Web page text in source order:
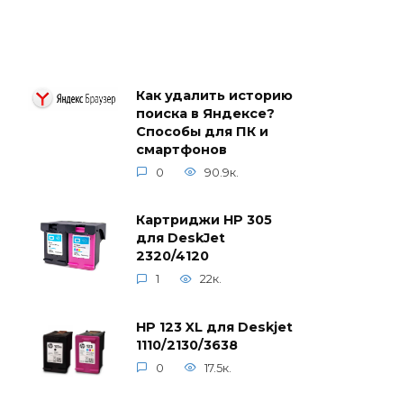
Как удалить историю
поиска в Яндексе?
Способы для ПК и
смартфонов
0 90.9к.
Картриджи HP 305
для DeskJet
2320/4120
1 22к.
HP 123 XL для Deskjet
1110/2130/3638
0 17.5к.